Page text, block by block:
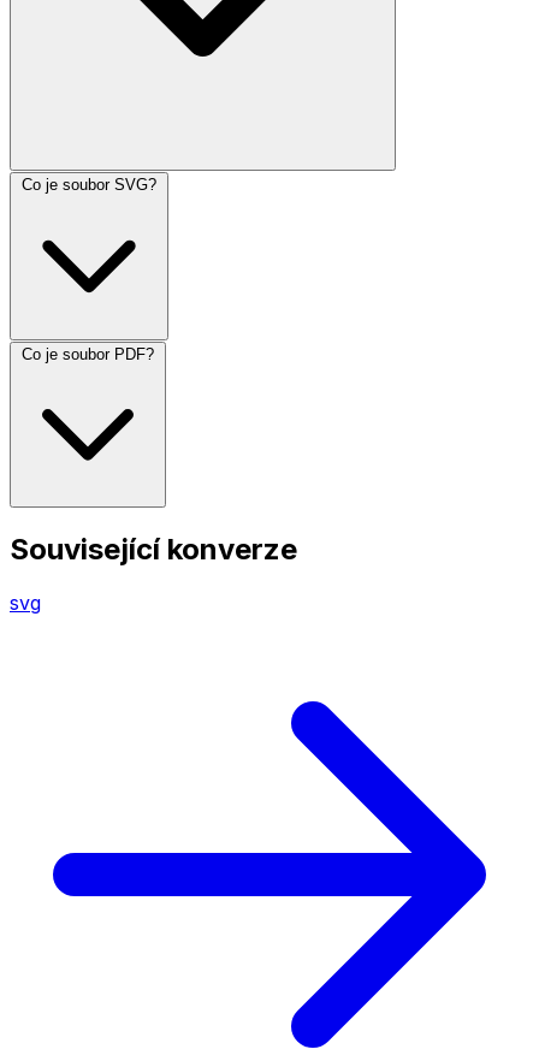
Co je soubor SVG?
Co je soubor PDF?
Související konverze
svg